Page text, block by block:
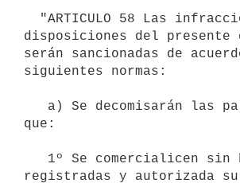
disposiciones del presente
serán sancionadas de
siguientes normas:
que:
registradas y autorizada